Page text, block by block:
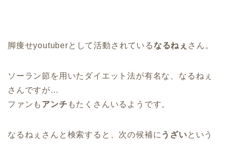
脚痩せyoutuberとして活動されているなるねぇ さん。
ソーラン節を用いたダイエット法が有名な、なるねぇ
さんですが…
ファンも アンチ もたくさんいるようです。
なるねぇさんと検索すると、次の候補に うざいという